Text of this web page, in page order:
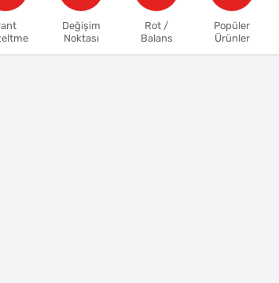
Değişim
Noktası
Rot /
Balans
Popüler
Ürünler